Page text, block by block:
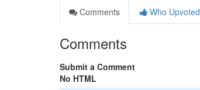
Comments
Who Upvoted
Comments
Submit a Comment
No HTML